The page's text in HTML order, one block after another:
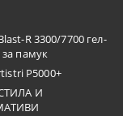
R 3300/7700 гел-
за памук
P5000+
И